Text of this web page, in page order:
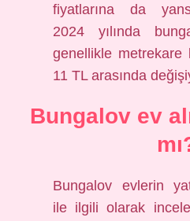
fiyatlarına da
2024 yılında
genellikle metrekare
11 TL arasında
Bungalov ev
Bungalov evlerin
ile ilgili olarak